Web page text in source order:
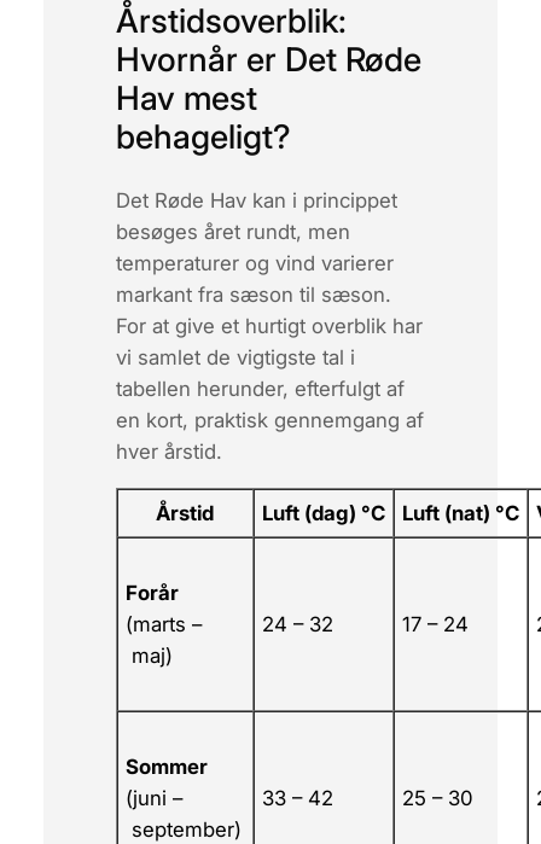
Årstidsoverblik:
Hvornår er Det Røde
Hav mest
behageligt?
Det Røde Hav kan i princippet
besøges året rundt, men
temperaturer og vind varierer
markant fra sæson til sæson.
For at give et hurtigt overblik har
vi samlet de vigtigste tal i
tabellen herunder, efterfulgt af
en kort, praktisk gennemgang af
hver årstid.
Årstid Luft (dag) °C Luft (nat) °C
Forår
(marts –
maj)
24 – 32 17 – 24
Sommer
(juni –
september)
33 – 42 25 – 30